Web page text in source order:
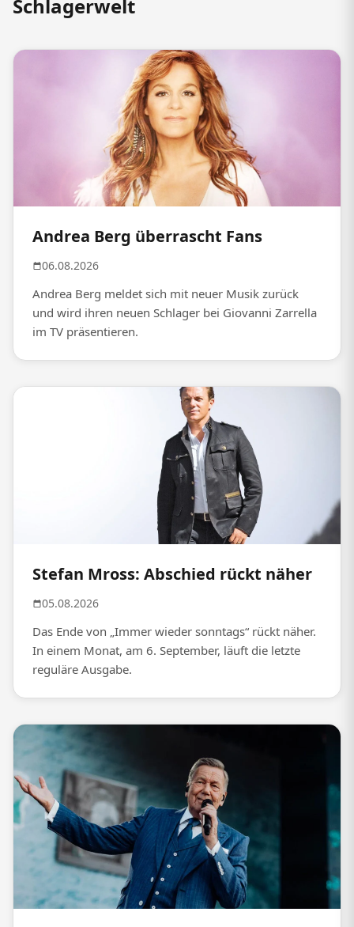
Schlagerwelt
Andrea Berg überrascht Fans
06.08.2026
Andrea Berg meldet sich mit neuer Musik zurück
und wird ihren neuen Schlager bei Giovanni Zarrella
im TV präsentieren.
Stefan Mross: Abschied rückt näher
05.08.2026
Das Ende von „Immer wieder sonntags“ rückt näher.
In einem Monat, am 6. September, läuft die letzte
reguläre Ausgabe.